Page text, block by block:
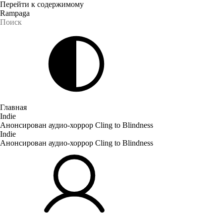
Перейти к содержимому
Rampaga
Главная
Indie
Анонсирован аудио-хоррор Cling to Blindness
Indie
Анонсирован аудио-хоррор Cling to Blindness